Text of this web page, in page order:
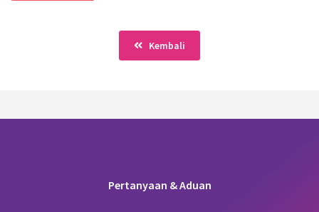
Kembali
Pertanyaan & Aduan